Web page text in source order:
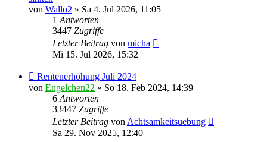
von Wallo2 » Sa 4. Jul 2026, 11:05
1Antworten
3447 Zugriffe
Letzter Beitrag von micha
Mi 15. Jul 2026, 15:32
Rentenerhöhung Juli 2024
von Engelchen22 » So 18. Feb 2024, 14:39
6Antworten
33447 Zugriffe
Letzter Beitrag vonAchtsamkeitsuebung
Sa 29. Nov 2025, 12:40